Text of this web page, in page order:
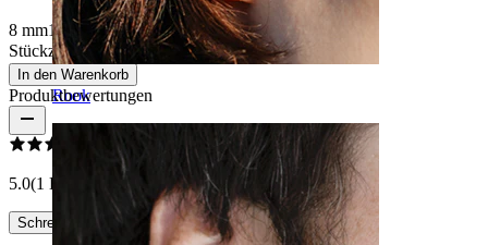
Rook
8 mm10 mm12 mm14 mm16 mm
Stückzahl: 1
Ändern
In den Warenkorb
Produktbewertungen
5.0(1 Bewertungen)
Schreibe eine Bewertung